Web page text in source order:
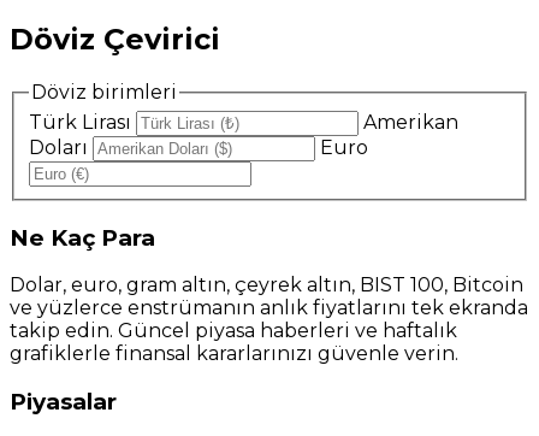
Döviz Çevirici
Döviz birimleri
Türk Lirası
Amerikan
Doları
Euro
Ne Kaç Para
Dolar, euro, gram altın, çeyrek altın, BIST 100, Bitcoin
ve yüzlerce enstrümanın anlık fiyatlarını tek ekranda
takip edin. Güncel piyasa haberleri ve haftalık
grafiklerle finansal kararlarınızı güvenle verin.
Piyasalar